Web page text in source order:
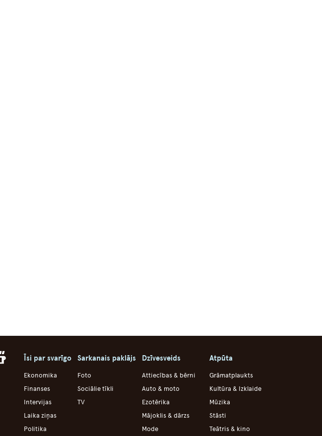
Īsi par svarīgo
Ekonomika
Finanses
Intervijas
Laika ziņas
Politika
Sarkanais paklājs
Foto
Sociālie tīkli
TV
Dzīvesveids
Attiecības & bērni
Auto & moto
Ezotērika
Mājoklis & dārzs
Mode
Atpūta
Grāmatplaukts
Kultūra & Izklaide
Mūzika
Stāsti
Teātris & kino